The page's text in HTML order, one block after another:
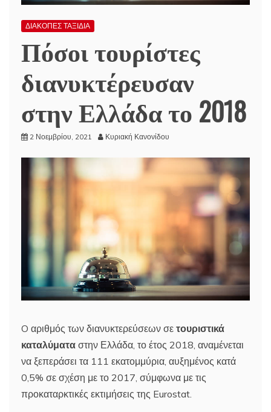
ΔΙΑΚΟΠΕΣ ΤΑΞΙΔΙΑ
Πόσοι τουρίστες
διανυκτέρευσαν
στην Ελλάδα το 2018
2 Νοεμβρίου, 2021 Κυριακή Κανονίδου
O αριθμός των διανυκτερεύσεων σε τουριστικά
καταλύματα στην Ελλάδα, το έτος 2018, αναμένεται
να ξεπεράσει τα 111 εκατομμύρια, αυξημένος κατά
0,5% σε σχέση με το 2017, σύμφωνα με τις
προκαταρκτικές εκτιμήσεις της Eurostat.